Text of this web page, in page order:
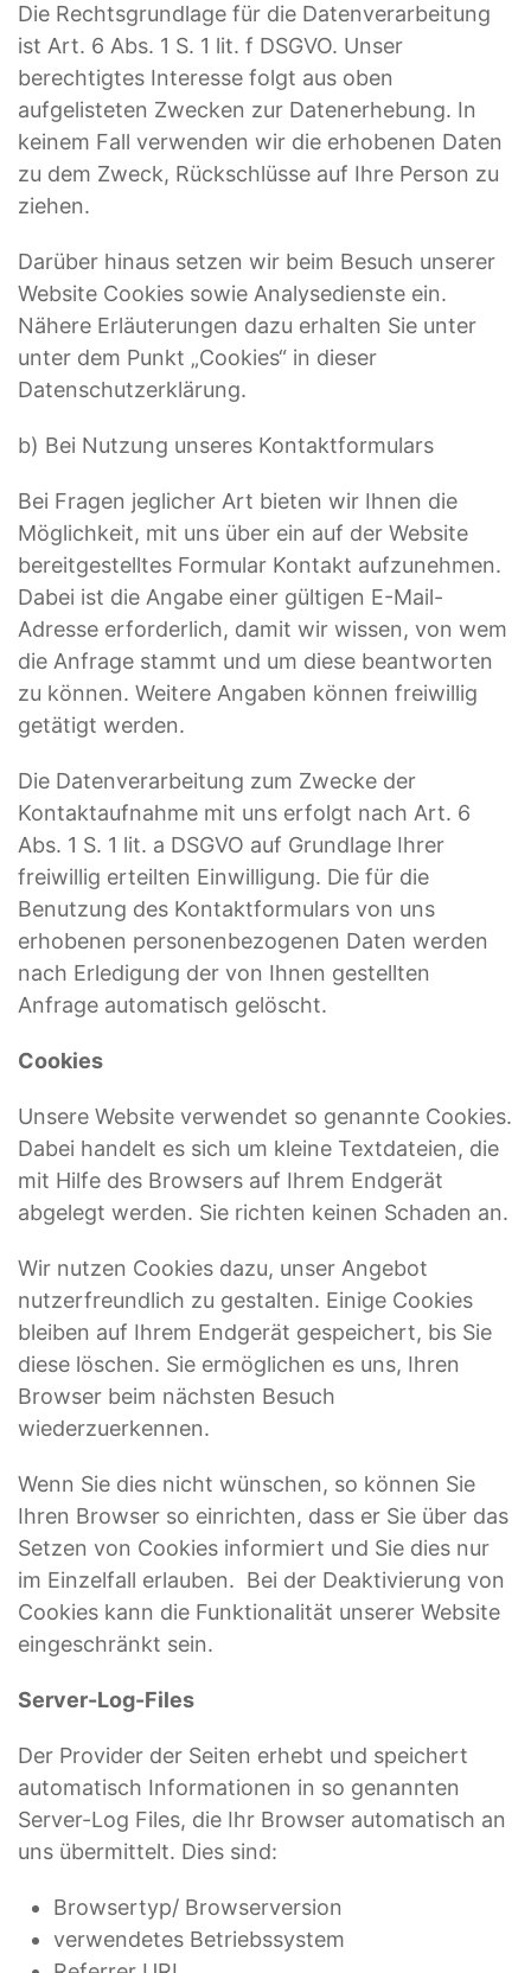
Die Rechtsgrundlage für die Datenverarbeitung
ist Art. 6 Abs. 1 S. 1 lit. f DSGVO. Unser
berechtigtes Interesse folgt aus oben
aufgelisteten Zwecken zur Datenerhebung. In
keinem Fall verwenden wir die erhobenen Daten
zu dem Zweck, Rückschlüsse auf Ihre Person zu
ziehen.
Darüber hinaus setzen wir beim Besuch unserer
Website Cookies sowie Analysedienste ein.
Nähere Erläuterungen dazu erhalten Sie unter
unter dem Punkt „Cookies“ in dieser
Datenschutzerklärung.
b) Bei Nutzung unseres Kontaktformulars
Bei Fragen jeglicher Art bieten wir Ihnen die
Möglichkeit, mit uns über ein auf der Website
bereitgestelltes Formular Kontakt aufzunehmen.
Dabei ist die Angabe einer gültigen E-Mail-
Adresse erforderlich, damit wir wissen, von wem
die Anfrage stammt und um diese beantworten
zu können. Weitere Angaben können freiwillig
getätigt werden.
Die Datenverarbeitung zum Zwecke der
Kontaktaufnahme mit uns erfolgt nach Art. 6
Abs. 1 S. 1 lit. a DSGVO auf Grundlage Ihrer
freiwillig erteilten Einwilligung. Die für die
Benutzung des Kontaktformulars von uns
erhobenen personenbezogenen Daten werden
nach Erledigung der von Ihnen gestellten
Anfrage automatisch gelöscht.
Cookies
Unsere Website verwendet so genannte Cookies.
Dabei handelt es sich um kleine Textdateien, die
mit Hilfe des Browsers auf Ihrem Endgerät
abgelegt werden. Sie richten keinen Schaden an.
Wir nutzen Cookies dazu, unser Angebot
nutzerfreundlich zu gestalten. Einige Cookies
bleiben auf Ihrem Endgerät gespeichert, bis Sie
diese löschen. Sie ermöglichen es uns, Ihren
Browser beim nächsten Besuch
wiederzuerkennen.
Wenn Sie dies nicht wünschen, so können Sie
Ihren Browser so einrichten, dass er Sie über das
Setzen von Cookies informiert und Sie dies nur
im Einzelfall erlauben. Bei der Deaktivierung von
Cookies kann die Funktionalität unserer Website
eingeschränkt sein.
Server-Log-Files
Der Provider der Seiten erhebt und speichert
automatisch Informationen in so genannten
Server-Log Files, die Ihr Browser automatisch an
uns übermittelt. Dies sind:
Browsertyp/ Browserversion
verwendetes Betriebssystem